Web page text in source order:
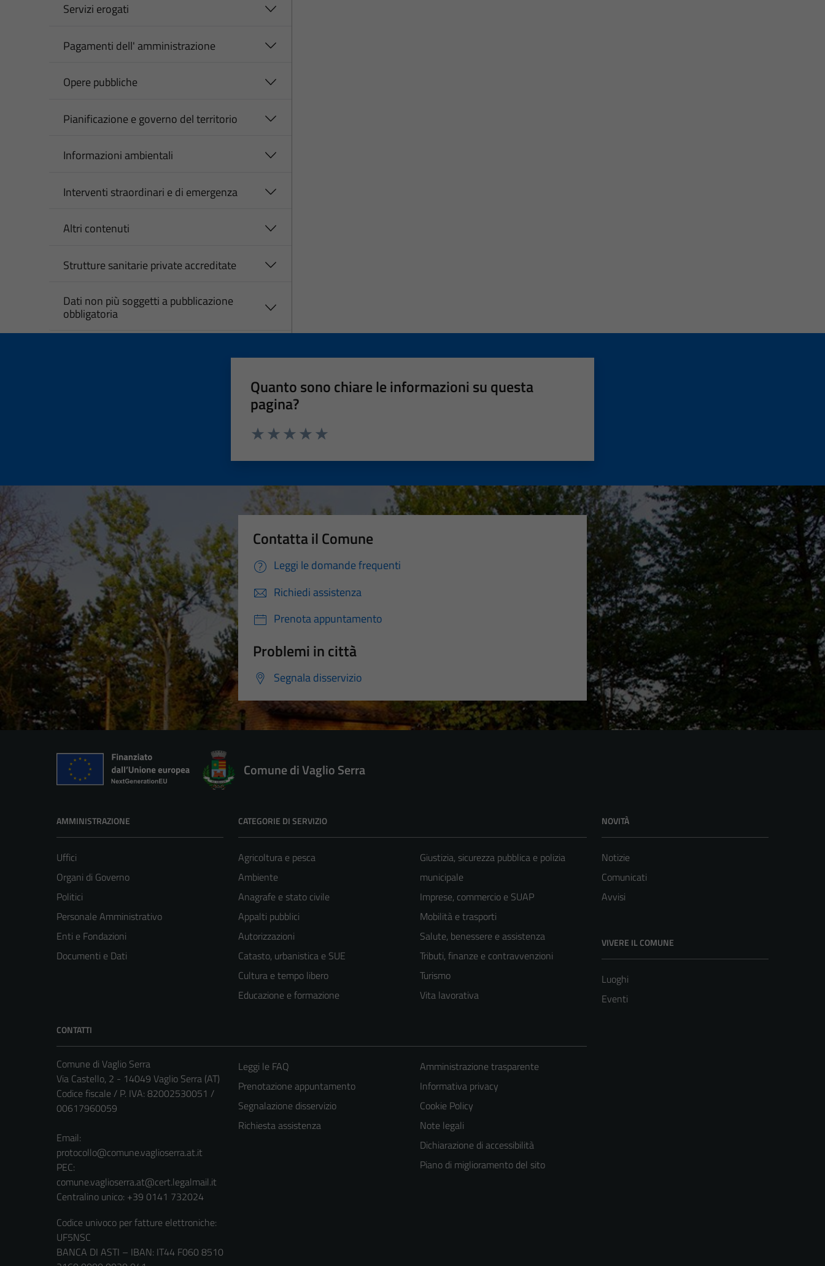
Servizi erogati
Pagamenti dell' amministrazione
Opere pubbliche
Pianificazione e governo del territorio
Informazioni ambientali
Interventi straordinari e di emergenza
Altri contenuti
Strutture sanitarie private accreditate
Dati non più soggetti a pubblicazione
obbligatoria
Quanto sono chiare le informazioni su questa
pagina?
Contatta il Comune
Leggi le domande frequenti
Richiedi assistenza
Prenota appuntamento
Problemi in città
Segnala disservizio
Comune di Vaglio Serra
AMMINISTRAZIONE
Uffici
Organi di Governo
Politici
Personale Amministrativo
Enti e Fondazioni
Documenti e Dati
CATEGORIE DI SERVIZIO
Agricoltura e pesca
Ambiente
Anagrafe e stato civile
Appalti pubblici
Autorizzazioni
Catasto, urbanistica e SUE
Cultura e tempo libero
Educazione e formazione
Giustizia, sicurezza pubblica e polizia
municipale
Imprese, commercio e SUAP
Mobilità e trasporti
Salute, benessere e assistenza
Tributi, finanze e contravvenzioni
Turismo
Vita lavorativa
NOVITÀ
Notizie
Comunicati
Avvisi
VIVERE IL COMUNE
Luoghi
Eventi
CONTATTI
Comune di Vaglio Serra
Via Castello, 2 - 14049 Vaglio Serra (AT)
Codice fiscale / P. IVA: 82002530051 /
00617960059
Email:
protocollo@comune.vaglioserra.at.it
PEC:
comune.vaglioserra.at@cert.legalmail.it
Centralino unico: +39 0141 732024
Codice univoco per fatture elettroniche:
UF5NSC
BANCA DI ASTI – IBAN: IT44 F060 8510
Leggi le FAQ
Prenotazione appuntamento
Segnalazione disservizio
Richiesta assistenza
Amministrazione trasparente
Informativa privacy
Cookie Policy
Note legali
Dichiarazione di accessibilità
Piano di miglioramento del sito